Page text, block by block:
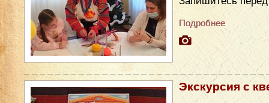
Подробнее
Экскурсия с